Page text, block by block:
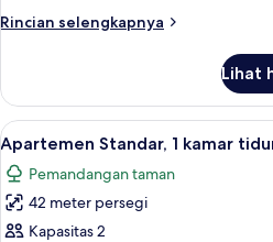
Rincian selengkapnya
Rincian
Kamar
Twin
Standar,
lantai
dasar
Lihat
Lihat
semua
foto
untuk
Apartemen
6
Apartemen Standar, 1 kamar
Pemandangan taman
42 meter persegi
Kapasitas 2